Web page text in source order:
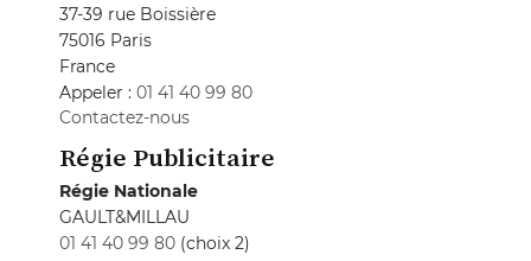
37-39 rue Boissière
75016 Paris
France
Appeler : 01 41 40 99 80
Contactez-nous
Régie Publicitaire
Régie Nationale
GAULT&MILLAU
01 41 40 99 80 (choix 2)